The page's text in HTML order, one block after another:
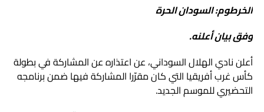
الخرطوم: السودان الحرة
وفق بيان أعلنه.
أعلن نادي الهلال السوداني، عن اعتذاره عن المشاركة في بطولة
كأس غرب أفريقيا التي كان مقرّرا المشاركة فيها ضمن برنامجه
التحضيري للموسم الجديد.